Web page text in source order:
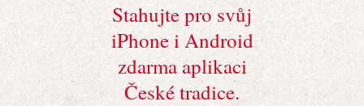
Stahujte pro svůj
iPhone i Android
zdarma aplikaci
České tradice.